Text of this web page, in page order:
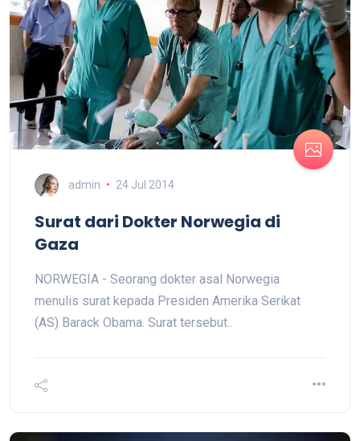
admin 24 Jul 2014
Surat dari Dokter Norwegia di
Gaza
NORWEGIA - Seorang dokter asal Norwegia
menulis surat kepada Presiden Amerika Serikat
(AS) Barack Obama. Surat tersebut..